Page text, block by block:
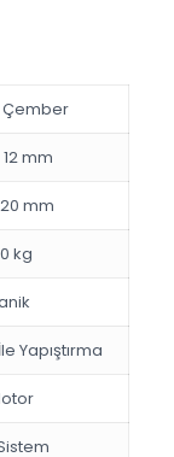
Çember
mm
mm
kg
Yapıştırma